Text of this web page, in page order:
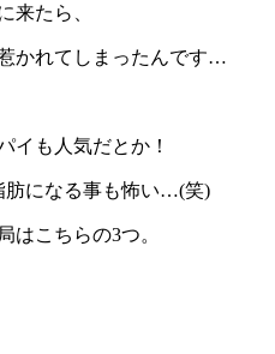
来たら、
かれてしまったんです…
イも人気だとか！
になる事も怖い…(笑)
はこちらの3つ。